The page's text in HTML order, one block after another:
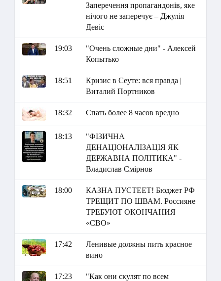
Заперечення пропагандонів, яке
нічого не заперечує – Джулія
Девіс
19:03
"Очень сложные дни" - Алексей
Копытько
18:51
Кризис в Сеуте: вся правда |
Виталий Портников
18:32 Спать более 8 часов вредно
18:13
"ФІЗИЧНА
ДЕНАЦІОНАЛІЗАЦІЯ ЯК
ДЕРЖАВНА ПОЛІТИКА" -
Владислав Смірнов
18:00
КАЗНА ПУСТЕЕТ! Бюджет РФ
ТРЕЩИТ ПО ШВАМ. Россияне
ТРЕБУЮТ ОКОНЧАНИЯ
«СВО»
17:42
Ленивые должны пить красное
вино
17:23
"Как они скулят по всем